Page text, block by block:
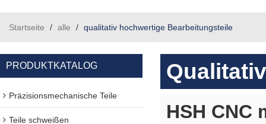
Startseite / alle / qualitativ hochwertige Bearbeitungsteile
PRODUKTKATALOG
Präzisionsmechanische Teile
Teile schweißen
HSH CNC